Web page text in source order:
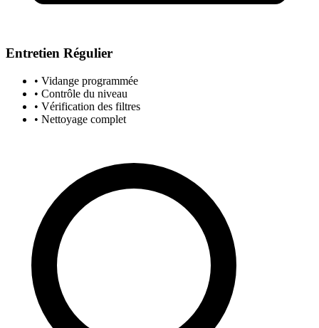
Entretien Régulier
• Vidange programmée
• Contrôle du niveau
• Vérification des filtres
• Nettoyage complet